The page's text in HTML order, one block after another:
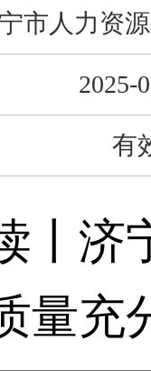
市人力资
2025-
有
丨济
量充